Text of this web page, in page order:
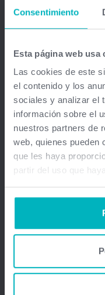
Consentimiento
Esta página web usa
Las cookies de este
el contenido y los
sociales y analizar el
información sobre el
nuestros partners de
web, quienes pueden
que les haya
partir del uso que
Baleares - Gran
Empresa
Aviso legal
Soluciones
Gestión médica total
SEOGA